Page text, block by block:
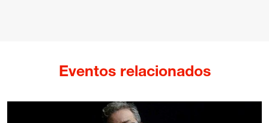
Eventos relacionados